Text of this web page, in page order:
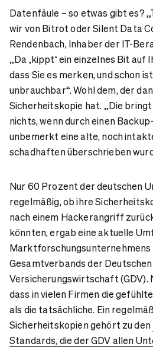
Datenfäule – so etwas gibt es?
wir von Bitrot oder Silent Data
Rendenbach, Inhaber der IT-
„Da ‚kippt‘ ein einzelnes Bit
dass Sie es merken, und schon
unbrauchbar“. Wohl dem, der
Sicherheitskopie hat. „Die
nichts, wenn durch einen
unbemerkt eine alte, noch
schadhaften überschrieben
Nur 60 Prozent der deutschen
regelmäßig, ob ihre
nach einem Hackerangriff
könnten, ergab eine aktuelle
Marktforschungsunternehmens
Gesamtverbands der Deutschen
Versicherungswirtschaft (GDV).
dass in vielen Firmen die
als die tatsächliche. Ein
Sicherheitskopien gehört zu den
Standards, die der GDV allen